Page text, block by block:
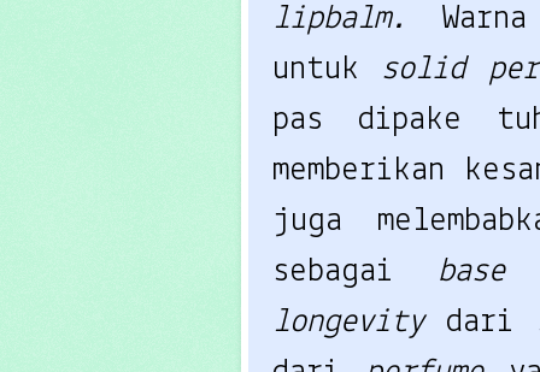
lipbalm.
untuk solid
pas dipake
memberikan
juga
sebagai
longevity